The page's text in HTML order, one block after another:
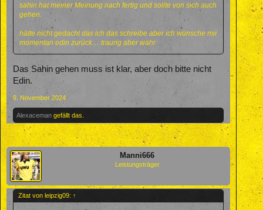
sahin hat meiner Meinung nach fertig und sollte von sich auch
gehen.
hätte nicht gedacht das ich das schreibe aber ich wünsche mir
momentan edin zurück… traurig aber wahr
Das Sahin gehen muss ist klar, aber doch bitte nicht
Edin.
9. November 2024
Alexaceman gefällt das.
Manni666
Leistungsträger
Zitat von leipzig09: ↑